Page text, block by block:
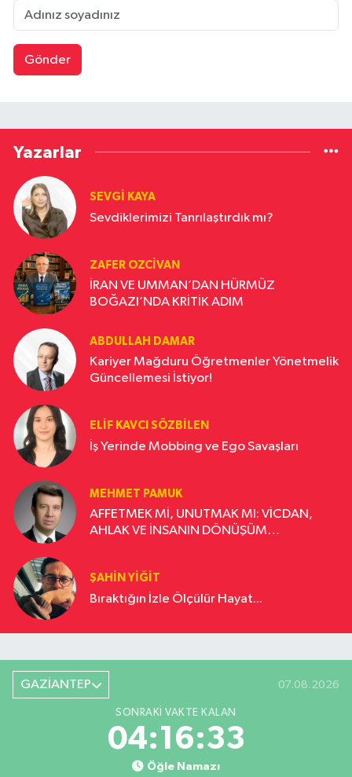
Gönder
Yazarlar
SEVGI KAYA
Sevdiklerimizi Tanrılaştırdık mı?
ZAFER OZCIVAN
İRAN VE UMMAN’DAN HÜRMÜZ
BOĞAZI’NDA KRİTİK ADIM
ABDULLAH DAMAR
Kariyer Mağduru Öğretmenler Yönetmelik
Güncellemesi İstiyor!
ELIF KAVCI SÖZBILEN
İş Yerinde Mobbing ve Ego Savaşları
MEHMET PAMUK
AFFETMEK Mİ, UNUTMAK MI: VİCDAN,
AHLAK VE İNSANIN DÖNÜŞÜM
ŞAHIN YIĞIT
Bıraktığın İzle Ölçülür Hayat...
GAZİANTEP 07.08.2026
SONRAKI VAKTE KALAN
04:16:33
Öğle Namazı